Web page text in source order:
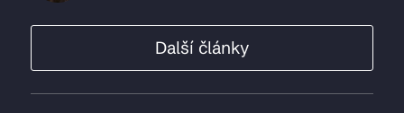
Další články